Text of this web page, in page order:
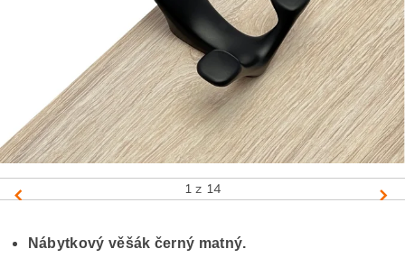
1 z 14
Nábytkový věšák černý matný.